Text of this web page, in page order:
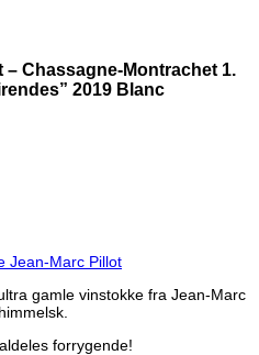
– Chassagne-Montrachet 1.
2019 Blanc
Jean-Marc Pillot
gamle vinstokke fra Jean-Marc
forrygende!